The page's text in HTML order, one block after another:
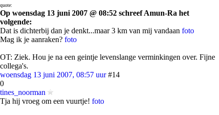
quote:
Op woensdag 13 juni 2007 @ 08:52 schreef Amun-Ra het
volgende:
Dat is dichterbij dan je denkt...maar 3 km van mij vandaan foto
Mag ik je aanraken? foto
OT: Ziek. Hou je na een geintje levenslange verminkingen over. Fijne
collega's.
woensdag 13 juni 2007, 08:57 uur #14
0
tines_noorman
Tja hij vroeg om een vuurtje! foto